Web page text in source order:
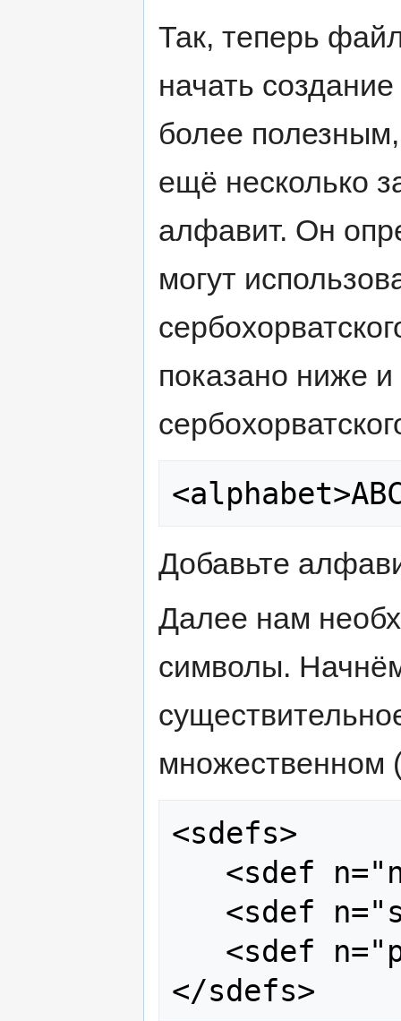
Так, теперь
начать
более
ещё несколько
алфавит. Он
могут
показано ниже
Добавьте
Далее нам
символы.
множественном
<sdefs>